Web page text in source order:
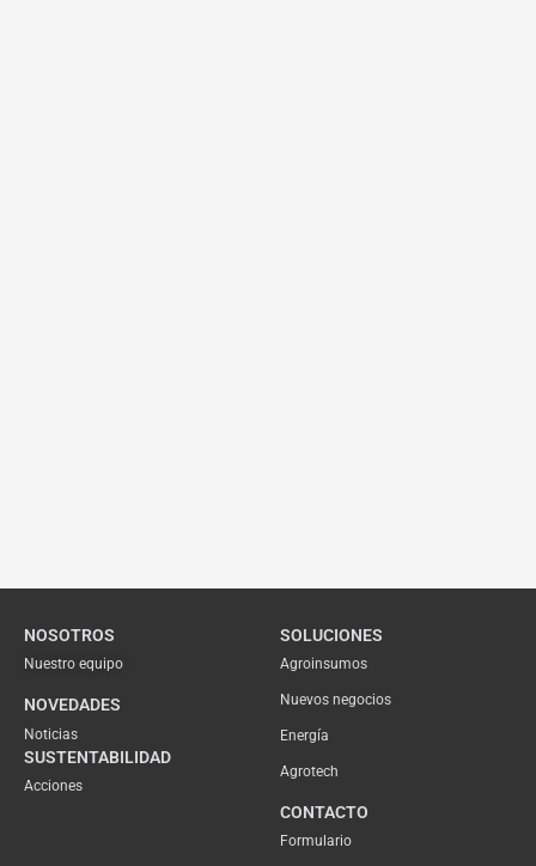
NOSOTROS
Nuestro equipo
NOVEDADES
Noticias
SUSTENTABILIDAD
Acciones
SOLUCIONES
Agroinsumos
Nuevos negocios
Energía
Agrotech
CONTACTO
Formulario